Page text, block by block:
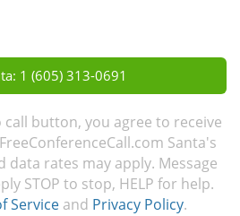
1 (605) 313-0691
call button, you agree to receive
Santa's
data rates may apply. Message
STOP to stop, HELP for help.
Service and Privacy Policy.